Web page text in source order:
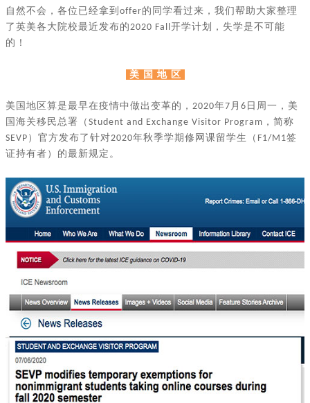
自然不会，各位已经拿到 offer的同学看过来，我们帮助大家整理
了英美各大院校最近发布的2020 Fall 开学计划，失学是不可能
的！
美 国 地 区
美国地区算是最早在疫情中做出变革的， 2020年7 月 6 日周一，美
国海关移民总署（ Student and Exchange Visitor Program ，简称
SEVP ）官方发布了针对2020年秋季学期修网课留学生（ F1/M1签
证持有者）的最新规定。